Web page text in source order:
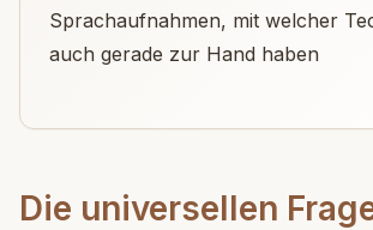
Sprachaufnahmen, mit welcher
auch gerade zur Hand haben
Die universellen